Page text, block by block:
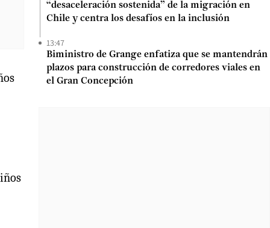
“desaceleración sostenida” de la migración en
Chile y centra los desafíos en la inclusión
13:47
Biministro de Grange enfatiza que se mantendrán
plazos para construcción de corredores viales en
el Gran Concepción